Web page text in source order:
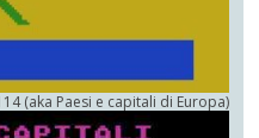
(aka Paesi e capitali di Europa)